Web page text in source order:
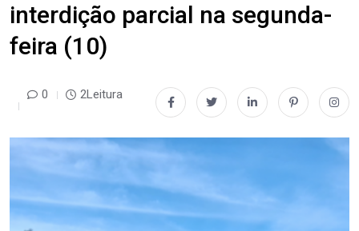
interdição parcial na segunda-
feira (10)
0 2Leitura